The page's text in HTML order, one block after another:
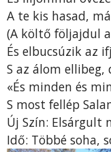
A te kis hasad,
(A költő följajdul
És elbucsúzik az
S az álom ellibeg,
«És minden és
S most fellép
Új Szín: Elsárgult
Idő: Többé soha,